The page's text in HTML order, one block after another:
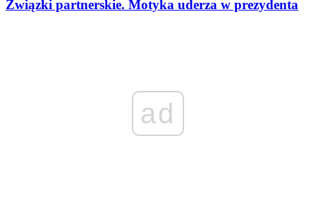
Związki partnerskie. Motyka uderza w prezydenta
ad